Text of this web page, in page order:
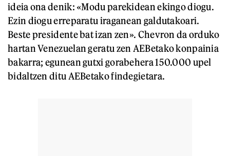
ideia ona denik: «Modu parekidean ekingo diogu.
Ezin diogu erreparatu iraganean galdutakoari.
Beste presidente bat izan zen». Chevron da orduko
hartan Venezuelan geratu zen AEBetako konpainia
bakarra; egunean gutxi gorabehera 150.000 upel
bidaltzen ditu AEBetako findegietara.